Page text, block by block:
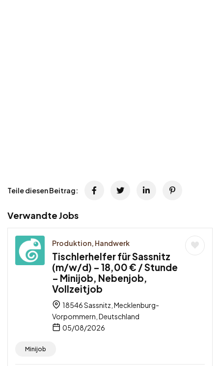
Teile diesen Beitrag:
Verwandte Jobs
Produktion, Handwerk
Tischlerhelfer für Sassnitz
(m/w/d) – 18,00 € / Stunde
– Minijob, Nebenjob,
Vollzeitjob
18546 Sassnitz, Mecklenburg-
Vorpommern, Deutschland
05/08/2026
Minijob